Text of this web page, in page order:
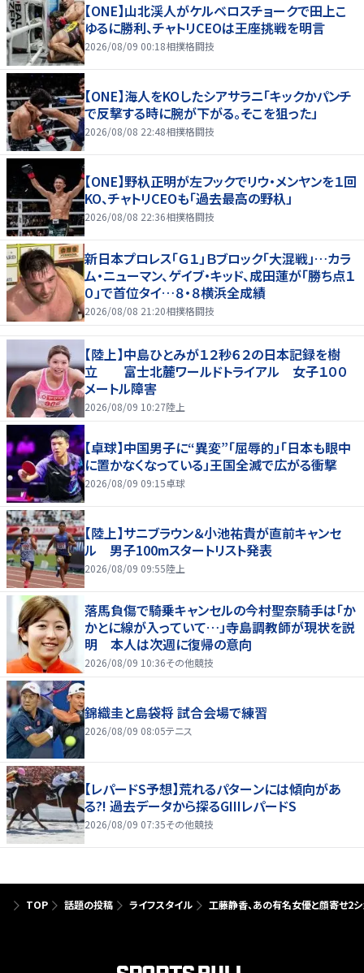
【ONE】山北渓人がケルベロスチョークで田上こ
ゆるに勝利、チャトリCEOは王座挑戦を明言
2026/08/09 00:18相撲格闘技
【ONE】海人をKOしたシアサラニ「キックかパンチ
で反撃する時に腕が下がる。そこを狙った」
2026/08/08 22:48相撲格闘技
【ONE】野杁正明が左フックでリウ・メンヤンを１回
KO、チャトリCEOも「過去最高の野杁」
2026/08/08 22:36相撲格闘技
新日本プロレス「Ｇ１」Ｂブロック「大混戦」…カラ
ム・ニューマン、ゲイブ・キッド、成田蓮が「勝ち点１
０」で首位タイ…８・８横浜全成績
2026/08/08 21:20相撲格闘技
【陸上】中島ひとみが１２秒６２の日本記録を樹
立 富士北麓ワールドトライアル 女子１００
メートル障害
2026/08/09 10:27陸上
【卓球】中国男子に“異変”「屈辱的」「日本も眼中
に置かなくなっている」王国全滅で広がる衝撃
2026/08/09 09:15卓球
【陸上】サニブラウン＆小池祐貴が直前キャンセ
ル 男子100mスタートリスト発表
2026/08/09 09:55陸上
落馬負傷で騎乗キャンセルの今村聖奈騎手は「か
かとに線が入っていて…」寺島調教師が現状を説
明 本人は次週に復帰の意向
2026/08/09 10:36その他競技
錦織圭と島袋将 試合会場で練習
2026/08/09 08:05テニス
【レパードS予想】荒れるパターンには傾向があ
る?! 過去データから探るGIIIレパードS
2026/08/09 07:35その他競技
TOP 話題の投稿 ライフスタイル 工藤静香、あの有名女優と顔寄せ2シ